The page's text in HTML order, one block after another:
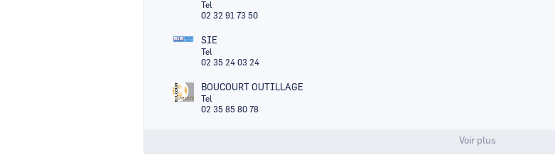
Tel
02 32 91 73 50
SIE
Tel
02 35 24 03 24
BOUCOURT OUTILLAGE
Tel
02 35 85 80 78
Voir plus